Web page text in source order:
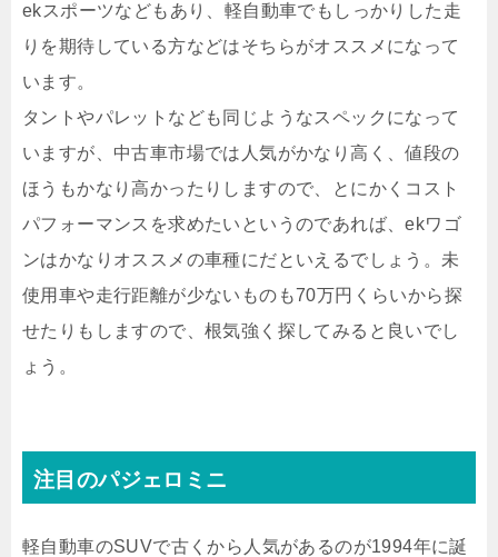
ekスポーツなどもあり、軽自動車でもしっかりした走
りを期待している方などはそちらがオススメになって
います。
タントやパレットなども同じようなスペックになって
いますが、中古車市場では人気がかなり高く、値段の
ほうもかなり高かったりしますので、とにかくコスト
パフォーマンスを求めたいというのであれば、ekワゴ
ンはかなりオススメの車種にだといえるでしょう。未
使用車や走行距離が少ないものも70万円くらいから探
せたりもしますので、根気強く探してみると良いでし
ょう。
注目のパジェロミニ
軽自動車のSUVで古くから人気があるのが1994年に誕